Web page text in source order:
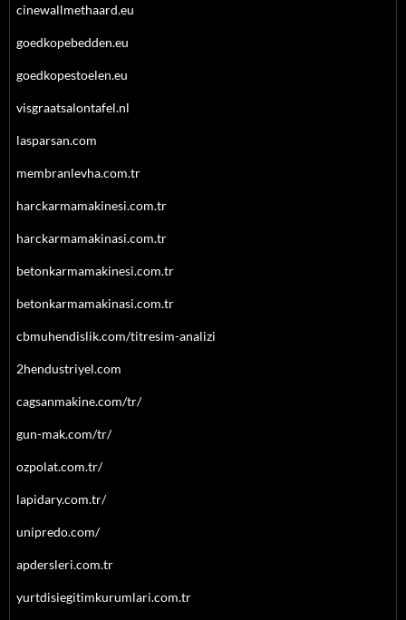
cinewallmethaard.eu
goedkopebedden.eu
goedkopestoelen.eu
visgraatsalontafel.nl
lasparsan.com
membranlevha.com.tr
harckarmamakinesi.com.tr
harckarmamakinasi.com.tr
betonkarmamakinesi.com.tr
betonkarmamakinasi.com.tr
cbmuhendislik.com/titresim-analizi
2hendustriyel.com
cagsanmakine.com/tr/
gun-mak.com/tr/
ozpolat.com.tr/
lapidary.com.tr/
unipredo.com/
apdersleri.com.tr
yurtdisiegitimkurumlari.com.tr